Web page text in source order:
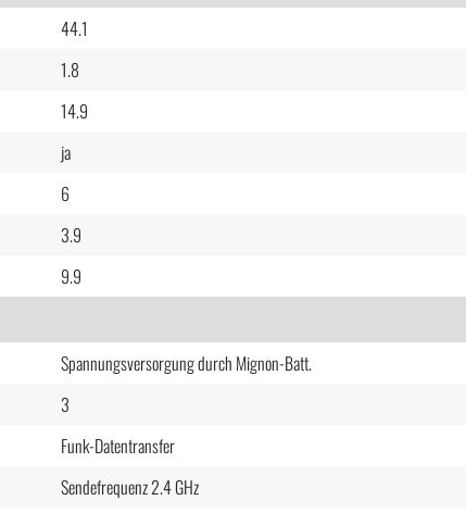
44.1
1.8
14.9
ja
6
3.9
9.9
Spannungsversorgung durch Mignon-Batt.
3
Funk-Datentransfer
Sendefrequenz 2.4 GHz